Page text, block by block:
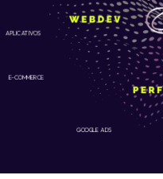
GOOGLE ADS
APLICATIVOS
E-COMMERCE